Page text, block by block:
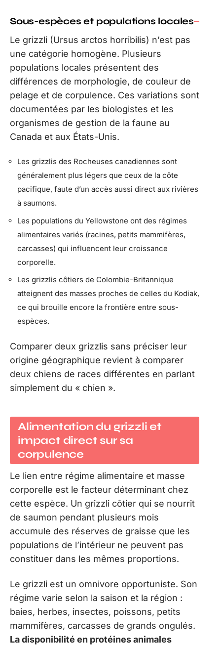
Sous-espèces et populations locales
Le grizzli (Ursus arctos horribilis) n’est pas
une catégorie homogène. Plusieurs
populations locales présentent des
différences de morphologie, de couleur de
pelage et de corpulence. Ces variations sont
documentées par les biologistes et les
organismes de gestion de la faune au
Canada et aux États-Unis.
Les grizzlis des Rocheuses canadiennes sont
généralement plus légers que ceux de la côte
pacifique, faute d’un accès aussi direct aux rivières
à saumons.
Les populations du Yellowstone ont des régimes
alimentaires variés (racines, petits mammifères,
carcasses) qui influencent leur croissance
corporelle.
Les grizzlis côtiers de Colombie-Britannique
atteignent des masses proches de celles du Kodiak,
ce qui brouille encore la frontière entre sous-
espèces.
Comparer deux grizzlis sans préciser leur
origine géographique revient à comparer
deux chiens de races différentes en parlant
simplement du « chien ».
Alimentation du grizzli et
impact direct sur sa
corpulence
Le lien entre régime alimentaire et masse
corporelle est le facteur déterminant chez
cette espèce. Un grizzli côtier qui se nourrit
de saumon pendant plusieurs mois
accumule des réserves de graisse que les
populations de l’intérieur ne peuvent pas
constituer dans les mêmes proportions.
Le grizzli est un omnivore opportuniste. Son
régime varie selon la saison et la région :
baies, herbes, insectes, poissons, petits
mammifères, carcasses de grands ongulés.
La disponibilité en protéines animales